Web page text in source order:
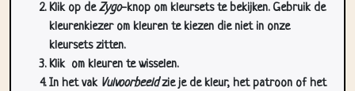
Klik op deZygo-knop om kleursets te bekijken. Gebruik de
kleurenkiezer om kleuren te kiezen die niet in onze
kleursets zitten.
Klik om kleuren te wisselen.
In het vak Vulvoorbeeldzie je de kleur, het patroon of het